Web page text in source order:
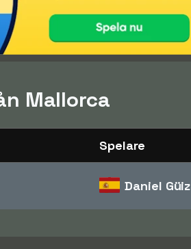
Mallorca
Spelare
Daniel